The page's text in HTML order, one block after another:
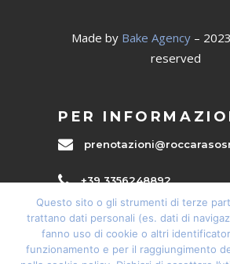
Made by Bake Agency–
reserved
PER
+39 3356248892
Privacy Policy
Cookie Policy
Questo sito o gli strumenti di terze
trattano dati personali (es. dati di
fanno uso di cookie o altri
funzionamento e per il raggiungimento